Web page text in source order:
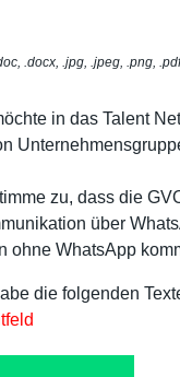
.docx, .jpg, .jpeg, .png,
in das Talent
zu, dass die
über
ohne WhatsApp
die folgenden